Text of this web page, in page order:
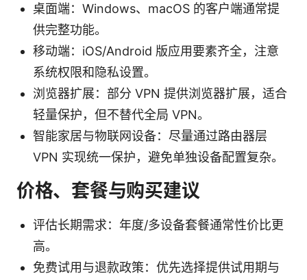
桌面端：Windows、macOS 的客户端通常提
供完整功能。
移动端：iOS/Android 版应用要素齐全，注意
系统权限和隐私设置。
浏览器扩展：部分 VPN 提供浏览器扩展，适合
轻量保护，但不替代全局 VPN。
智能家居与物联网设备：尽量通过路由器层
VPN 实现统一保护，避免单独设备配置复杂。
价格、套餐与购买建议
评估长期需求：年度/多设备套餐通常性价比更
高。
免费试用与退款政策：优先选择提供试用期与